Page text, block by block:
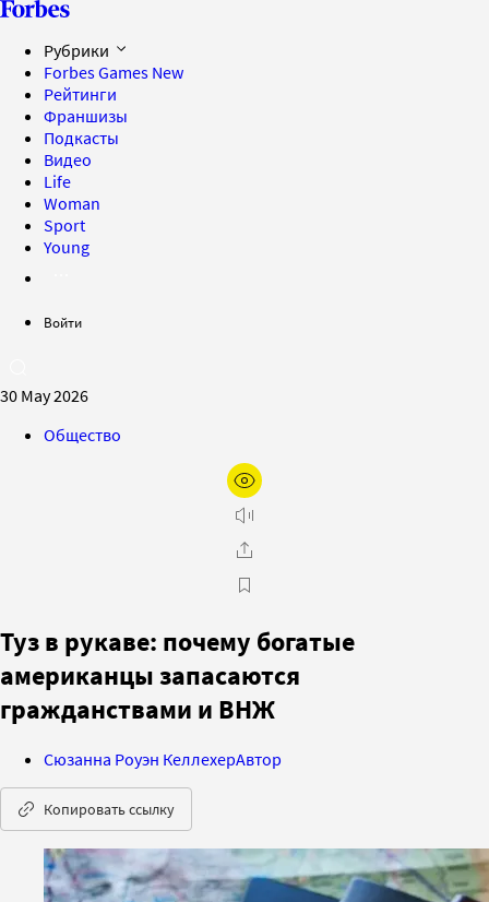
Рубрики
Forbes Games New
Рейтинги
Франшизы
Подкасты
Видео
Life
Woman
Sport
Young
Войти
30 May 2026
Общество
Туз в рукаве: почему богатые
американцы запасаются
гражданствами и ВНЖ
Сюзанна Роуэн КеллехерАвтор
Копировать ссылку